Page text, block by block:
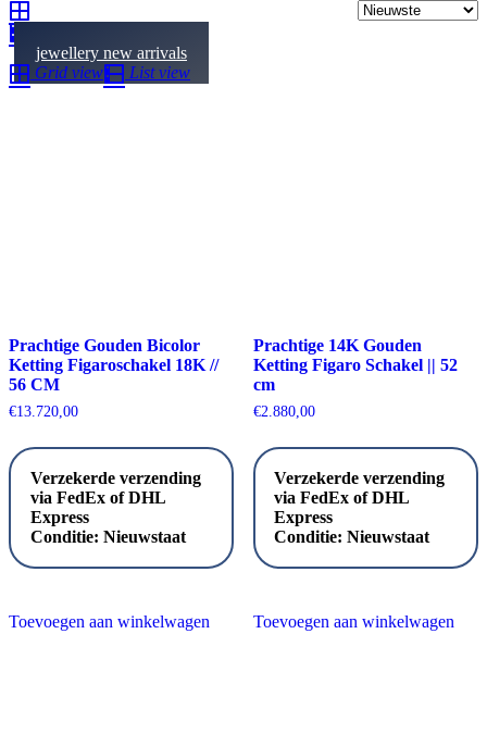
jewellery new arrivals
Grid view
List view
Prachtige Gouden Bicolor
Ketting Figaroschakel 18K //
56 CM
€13.720,00
Verzekerde verzending
via FedEx of DHL
Express
Conditie: Nieuwstaat
Toevoegen aan winkelwagen
Prachtige 14K Gouden
Ketting Figaro Schakel || 52
cm
€2.880,00
Verzekerde verzending
via FedEx of DHL
Express
Conditie:Nieuwstaat
Toevoegen aan winkelwagen